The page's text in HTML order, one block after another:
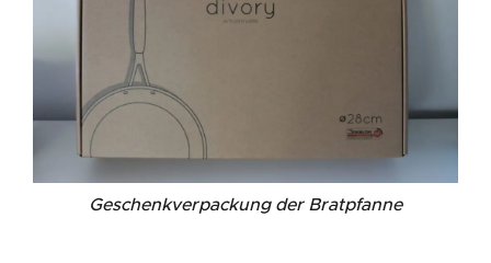
Geschenkverpackung der Bratpfanne